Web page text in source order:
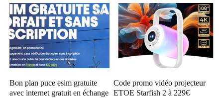
Bon plan puce esim gratuite
avec internet gratuit en échange
Code promo vidéo projecteur
ETOE Starfish 2 à 229€